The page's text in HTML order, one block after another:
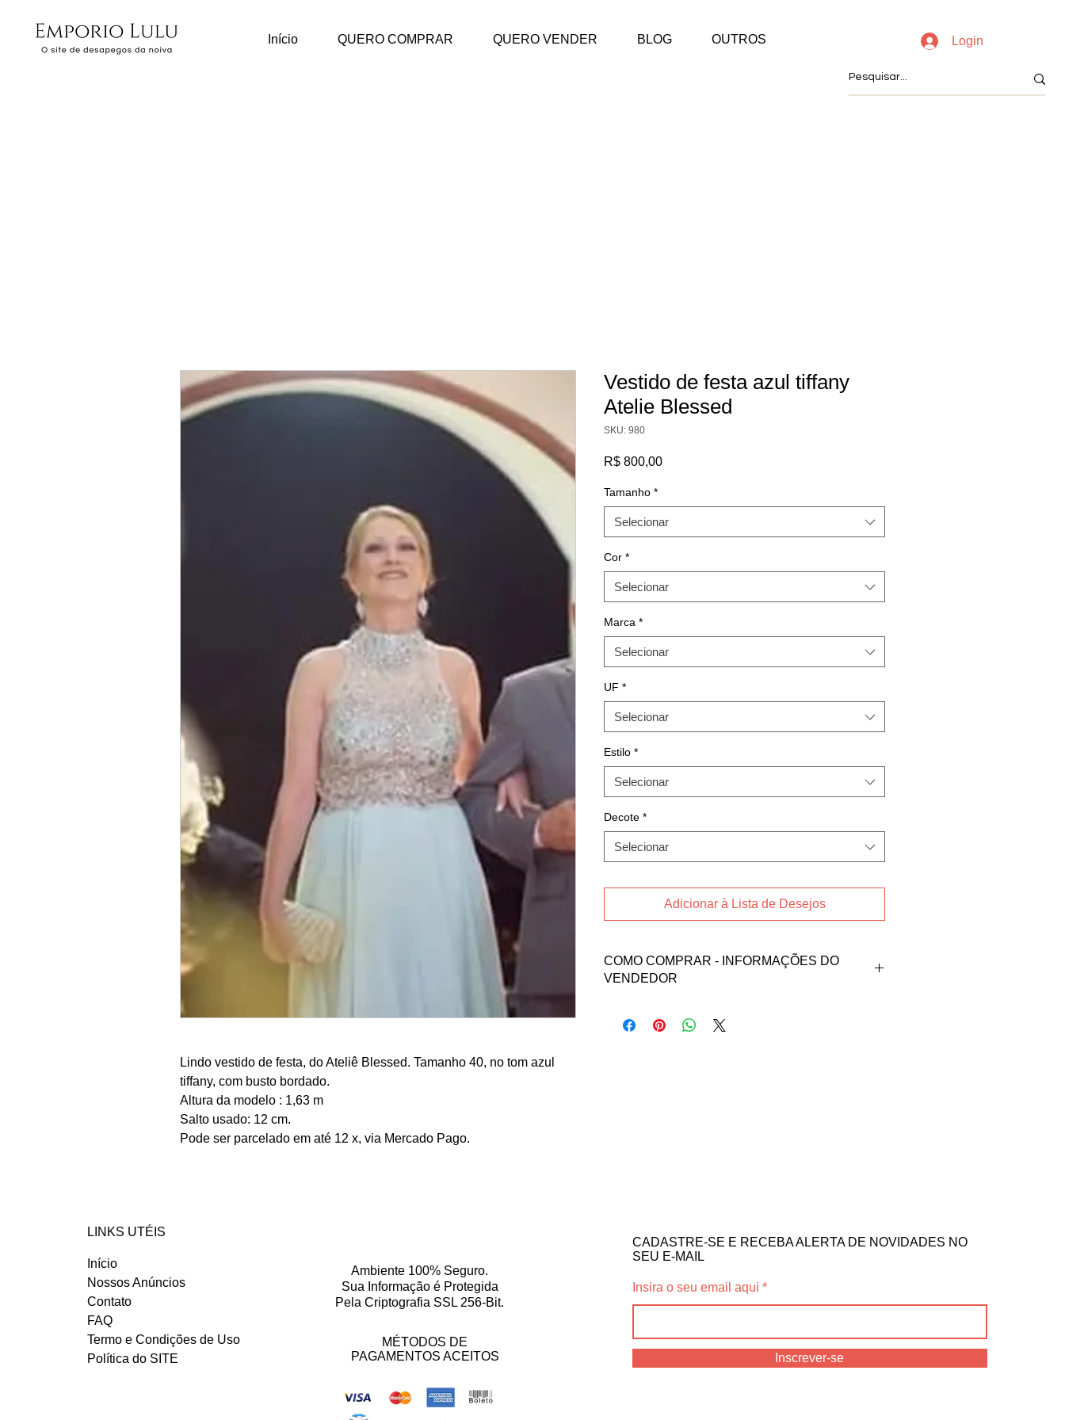
Início QUERO COMPRAR QUERO VENDER BLOG OUTROS Login
Lindo vestido de festa, do Ateliê Blessed. Tamanho 40, no tom azul
tiffany, com busto bordado.
Altura da modelo : 1,63 m
Salto usado: 12 cm.
Pode ser parcelado em até 12 x, via Mercado Pago.
Vestido de festa azul tiffany
Atelie Blessed
SKU: 980
R$ 800,00Preço
Tamanho *
Selecionar
Cor *
Selecionar
Marca *
Selecionar
UF *
Selecionar
Estilo *
Selecionar
Decote *
Selecionar
Adicionar à Lista de Desejos
COMO COMPRAR - INFORMAÇÕES DO
VENDEDOR
nos contatos abaixo:
LINKS UTÉIS
Início
Nossos Anúncios
Contato
FAQ
Termo e Condições de Uso
Política do SITE
Ambiente 100% Seguro.
Sua Informação é Protegida
Pela Criptografia SSL 256-Bit.
MÉTODOS DE
PAGAMENTOS ACEITOS
CADASTRE-SE E RECEBA ALERTA DE NOVIDADES NO
SEU E-MAIL
Insira o seu email aqui
Inscrever-se